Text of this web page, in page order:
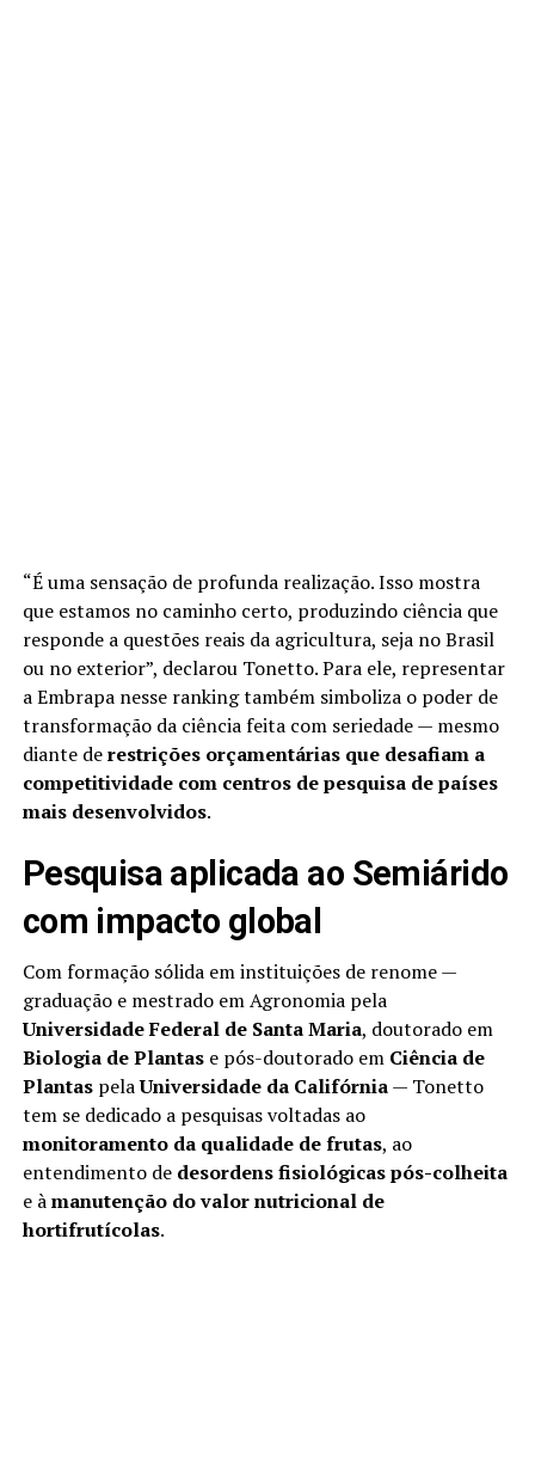
“É uma sensação de profunda realização. Isso mostra
que estamos no caminho certo, produzindo ciência que
responde a questões reais da agricultura, seja no Brasil
ou no exterior”, declarou Tonetto. Para ele, representar
a Embrapa nesse ranking também simboliza o poder de
transformação da ciência feita com seriedade — mesmo
diante derestrições orçamentárias que desafiam a
competitividade com centros de pesquisa de países
mais desenvolvidos.
Pesquisa aplicada ao Semiárido
com impacto global
Com formação sólida em instituições de renome —
graduação e mestrado em Agronomia pela
Universidade Federal de Santa Maria, doutorado em
Biologia de Plantase pós-doutorado em Ciência de
PlantaspelaUniversidade da Califórnia— Tonetto
tem se dedicado a pesquisas voltadas ao
monitoramento da qualidade de frutas, ao
entendimento de desordens fisiológicas pós-colheita
e àmanutenção do valor nutricional de
hortifrutícolas.